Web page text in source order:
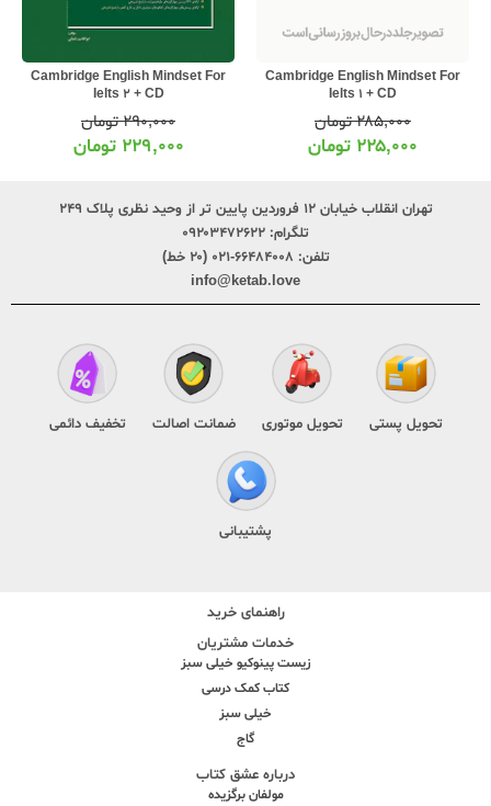
Cambridge English Mindset For
Ielts 1 + CD
۲۸۵,۰۰۰تومان
۲۲۵,۰۰۰ تومان
Cambridge English Mindset For
Ielts 2 + CD
۲۹۰,۰۰۰تومان
۲۲۹,۰۰۰ تومان
تهران انقلاب خیابان ۱۲ فروردین پایین تر از وحید نظری پلاک ۲۴۹
تلگرام: ۰۹۲۰۳۴۷۲۶۲۲
تلفن: ۶۶۴۸۴۰۰۸-۰۲۱ (۲۰ خط)
info@ketab.love
تحویل پستی تحویل موتوری ضمانت اصالت تخفیف دائمی
پشتیبانی
راهنمای خرید
خدمات مشتریان
زیست پینوکیو خیلی سبز
کتاب کمک درسی
خیلی سبز
گاج
درباره عشق کتاب
مولفان برگزیده